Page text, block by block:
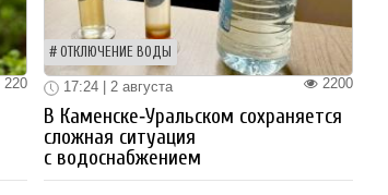
220
ОТКЛЮЧЕНИЕ ВОДЫ
2200
17:24 | 2 августа
В Каменске‑Уральском сохраняется
сложная ситуация
с водоснабжением